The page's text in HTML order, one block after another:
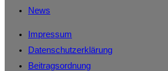
News
Impressum
Datenschutzerklärung
Beitragsordnung